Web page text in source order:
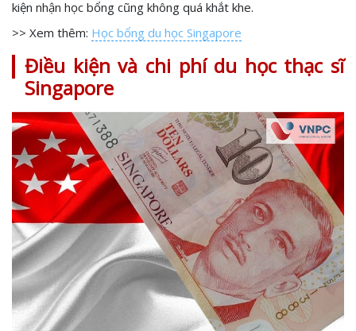
kiện nhận học bổng cũng không quá khắt khe.
>> Xem thêm: Học bổng du học Singapore
Điều kiện và chi phí du học thạc sĩ
Singapore